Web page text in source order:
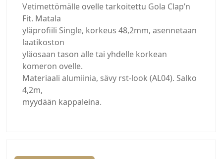
Vetimettömälle ovelle tarkoitettu Gola Clap’n
Fit. Matala
yläprofiili Single, korkeus 48,2mm, asennetaan
laatikoston
yläosaan tason alle tai yhdelle korkean
komeron ovelle.
Materiaali alumiinia, sävy rst-look (AL04). Salko
4,2m,
myydään kappaleina.